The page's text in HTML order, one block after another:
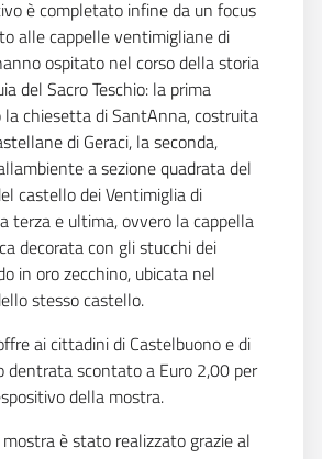
è completato infine da un focus
alle cappelle ventimigliane di
ospitato nel corso della storia
del Sacro Teschio: la prima
chiesetta di SantAnna, costruita
di Geraci, la seconda,
a sezione quadrata del
castello dei Ventimiglia di
terza e ultima, ovvero la cappella
decorata con gli stucchi dei
in oro zecchino, ubicata nel
stesso castello.
ai cittadini di Castelbuono e di
dentrata scontato a Euro 2,00 per
della mostra.
è stato realizzato grazie al